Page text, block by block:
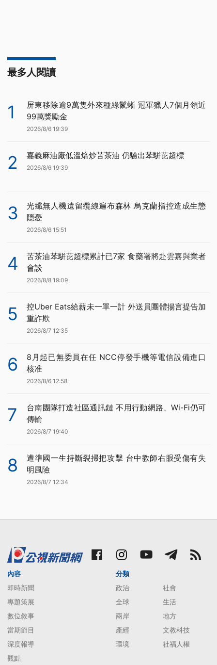
最多人閱讀
1
屏東移除逾9萬隻外來種綠鬣蜥 冠軍獵人7個月領近
99萬獎勵金
2026/8/6 19:39
2 嘉義麻油廠低溫焙炒苦茶油 仍驗出苯駢芘超標
2026/8/6 19:39
3
光纖無人機遺留纜線遍布森林 烏克蘭指控造成生態
隱憂
2026/8/6 15:51
4
苦茶油苯駢芘超標累計已7家 食藥署將赴雲嘉與業者
會談
2026/8/8 19:09
5
控Uber Eats給薪未一單一計 外送員團體揚言提告加
重詐欺
2026/8/7 12:35
6
8月起已無委員在任 NCC停發手機等電信設備進口
核准
2026/8/6 12:58
7
台南團隊打造社區通訊鏈 不用行動網路、Wi-Fi仍可
傳輸
2026/8/7 19:40
8
遭準國一生持斷裂掃把攻擊 台中教師右眼受傷有失
明風險
2026/8/7 12:34
內容
即時新聞
專題策展
數位敘事
當期節目
深度報導
觀點
分類
政治
社會
全球
生活
兩岸
地方
產經
文教科技
環境
社福人權